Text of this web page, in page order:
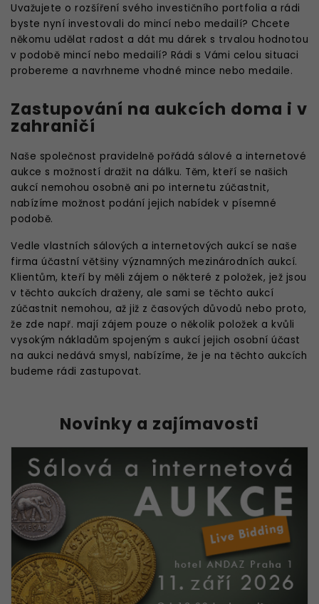
Uvažujete o rozšíření svého investičního portfolia a rádi
byste nyní investovali do mincí nebo medailí? Chcete
někomu udělat radost a dát mu dárek s trvalou hodnotou
v podobě mincí nebo medailí? Rádi s Vámi celou situaci
probereme a navrhneme vhodné mince nebo medaile.
Zastupování na aukcích doma i v
zahraničí
Naše společnost pravidelně pořádá sálové a internetové
aukce s možností dražit na dálku. Těm, kteří se našich
aukcí nemohou osobně ani po internetu zúčastnit,
nabízíme možnost podání jejich nabídek v písemné
podobě.
Vedle vlastních sálových a internetových aukcí se naše
firma účastní většiny významných mezinárodních aukcí.
Klientům, kteří by měli zájem o některé z položek, jež jsou
v těchto aukcích draženy, ale sami se těchto aukcí
zúčastnit nemohou, až již z časových důvodů nebo proto,
že zde např. mají zájem pouze o několik položek a kvůli
vysokým nákladům spojeným s aukcí jejich osobní účast
na aukci nedává smysl, nabízíme, že je na těchto aukcích
budeme rádi zastupovat.
Novinky a zajímavosti